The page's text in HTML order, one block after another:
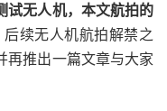
试无人机，本文航拍的
后续无人机航拍解禁之
再推出一篇文章与大家